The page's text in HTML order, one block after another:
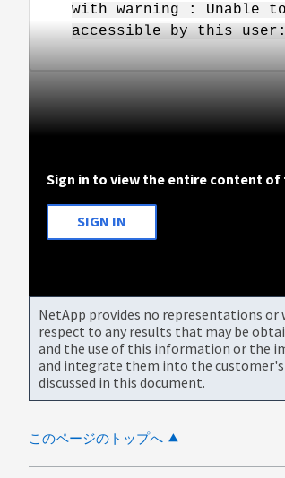
with warning : Unable
accessible by this
Sign in to view the entire content of
SIGN IN
NetApp provides no representations
respect to any results that may be
and the use of this information or the
and integrate them into the
discussed in this document.
このページのトップへ